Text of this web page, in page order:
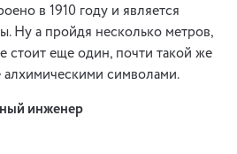
в 1910 году и является
Ну а пройдя несколько метров,
стоит еще один, почти такой же
символами.
инженер